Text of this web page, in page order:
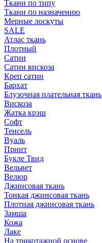
Ткани по типу
Ткани по назначению
Мерные лоскуты
SALE
Атлас ткань
Плотный
Сатин
Сатин вискоза
Креп сатин
Бархат
Блузочная плательная ткань
Вискоза
Жатка крэш
Софт
Тенсель
Вуаль
Принт
Букле Твид
Вельвет
Велюр
Джинсовая ткань
Тонкая джинсовая ткань
Плотная джинсовая ткань
Замша
Кожа
Лаке
На трикотажной основе